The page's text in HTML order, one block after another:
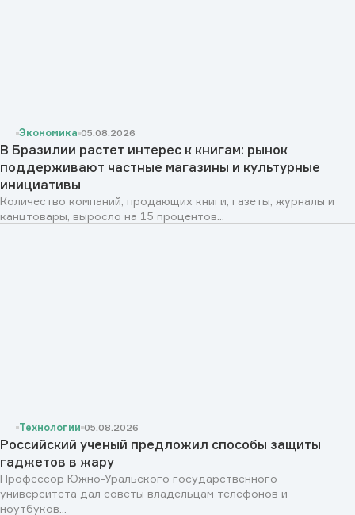
Экономика 05.08.2026
В Бразилии растет интерес к книгам: рынок
поддерживают частные магазины и культурные
инициативы
Количество компаний, продающих книги, газеты, журналы и
канцтовары, выросло на 15 процентов...
Технологии 05.08.2026
Российский ученый предложил способы защиты
гаджетов в жару
Профессор Южно-Уральского государственного
университета дал советы владельцам телефонов и
ноутбуков...